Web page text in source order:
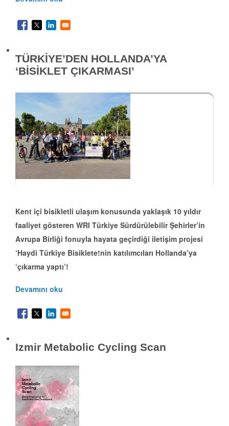
TÜRKİYE’DEN HOLLANDA’YA
‘BİSİKLET ÇIKARMASI’
Kent içi bisikletli ulaşım konusunda yaklaşık 10 yıldır
faaliyet gösteren WRI Türkiye Sürdürülebilir Şehirler’in
Avrupa Birliği fonuyla hayata geçirdiği iletişim projesi
‘Haydi Türkiye Bisiklete!nin katılımcıları Hollanda’ya
‘çıkarma yaptı’!
Devamını oku
Izmir Metabolic Cycling Scan